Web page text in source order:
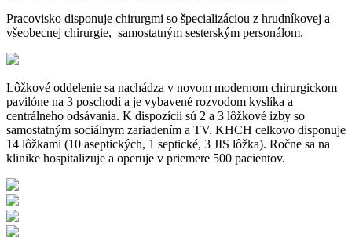
Pracovisko disponuje chirurgmi so špecializáciou z hrudníkovej a
všeobecnej chirurgie, samostatným sesterským personálom.
Lôžkové oddelenie sa nachádza v novom modernom chirurgickom
pavilóne na 3 poschodí a je vybavené rozvodom kyslíka a
centrálneho odsávania. K dispozícii sú 2 a 3 lôžkové izby so
samostatným sociálnym zariadením a TV. KHCH celkovo disponuje
14 lôžkami (10 aseptických, 1 septické, 3 JIS lôžka). Ročne sa na
klinike hospitalizuje a operuje v priemere 500 pacientov.